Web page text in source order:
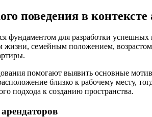
поведения в
фундаментом для разработки
жизни, семейным положением,
помогают выявить основные
близко к рабочему месту,
подхода к созданию пространства.